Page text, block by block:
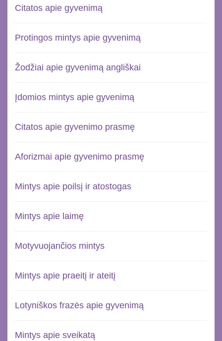
Citatos apie gyvenimą
Protingos mintys apie gyvenimą
Žodžiai apie gyvenimą angliškai
Įdomios mintys apie gyvenimą
Citatos apie gyvenimo prasmę
Aforizmai apie gyvenimo prasmę
Mintys apie poilsį ir atostogas
Mintys apie laimę
Motyvuojančios mintys
Mintys apie praeitį ir ateitį
Lotyniškos frazės apie gyvenimą
Mintys apie sveikatą